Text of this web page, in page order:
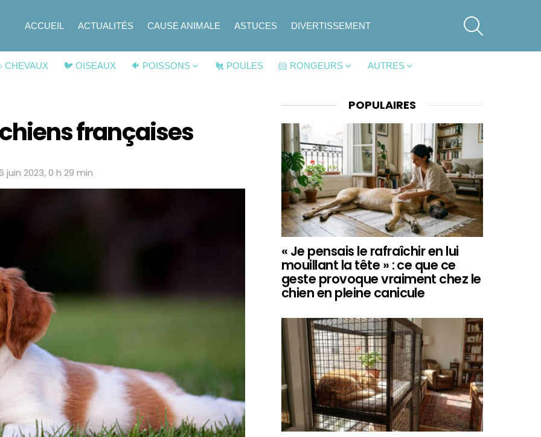
ACCUEIL ACTUALITÉS CAUSE ANIMALE ASTUCES DIVERTISSEMENT
CHEVAUX 🐦 OISEAUX 🐠 POISSONS 🐔 POULES 🐹 RONGEURS AUTRES
françaises
juin 2023, 0 h 29 min
POPULAIRES
« Je pensais le rafraîchir en lui
mouillant la tête » : ce que ce
geste provoque vraiment chez le
chien en pleine canicule